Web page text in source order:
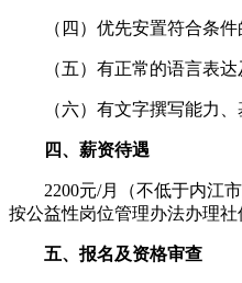
（四）优先安置符合条件
（五）有正常的语言表达
（六）有文字撰写能力、
四、薪资待遇
2200元/月（不低于内江市
按公益性岗位管理办法办理社
五、报名及资格审查